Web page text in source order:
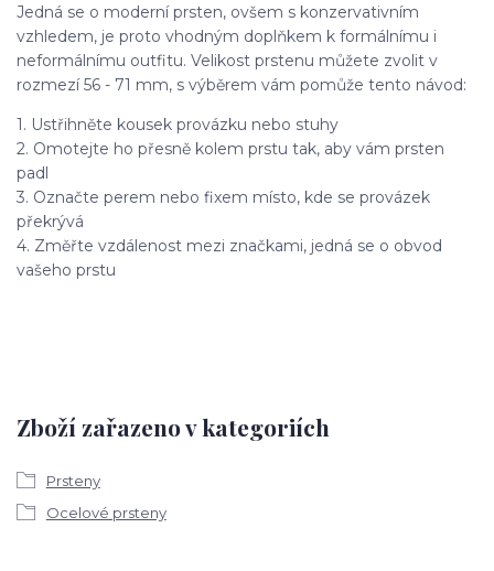
Jedná se o moderní prsten, ovšem s konzervativním
vzhledem, je proto vhodným doplňkem k formálnímu i
neformálnímu outfitu. Velikost prstenu můžete zvolit v
rozmezí 56 - 71 mm, s výběrem vám pomůže tento návod:
1. Ustřihněte kousek provázku nebo stuhy
2. Omotejte ho přesně kolem prstu tak, aby vám prsten
padl
3. Označte perem nebo fixem místo, kde se provázek
překrývá
4. Změřte vzdálenost mezi značkami, jedná se o obvod
vašeho prstu
Zboží zařazeno v kategoriích
Prsteny
Ocelové prsteny